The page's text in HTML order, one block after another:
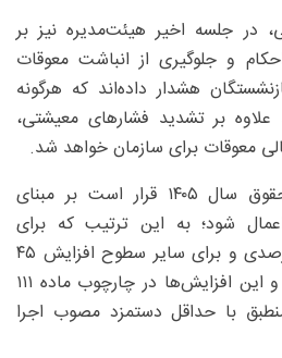
در جلسه اخیر هیئت‌مدیره نیز بر
و جلوگیری از انباشت معوقات
هشدار داده‌اند که هرگونه
علاوه بر تشدید فشارهای معیشتی،
معوقات برای سازمان خواهد شد.
طبق پیگیری‌ها، افزایش حقوق سال ۱۴۰۵ قرار است بر مبنای
شود؛ به این ترتیب که برای
حداقل‌بگیران افزایش ۶۰ درصدی و برای سایر سطوح افزایش ۴۵
درصدی در نظر گرفته شود و این افزایش‌ها در چارچوب ماده ۱۱۱
با حداقل دستمزد مصوب اجرا